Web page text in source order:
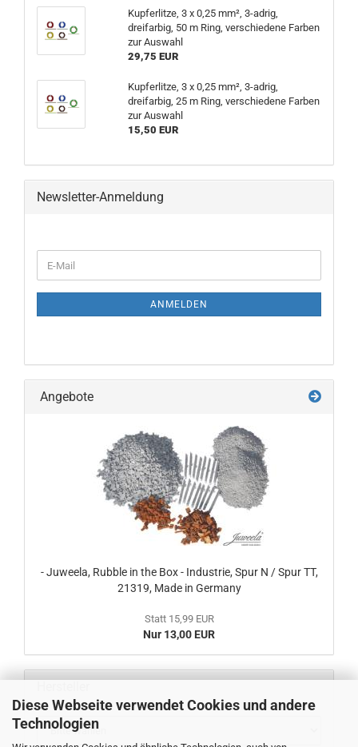
Diese Webseite verwendet Cookies und andere
Technologien
Kupferlitze, 3 x 0,25 mm², 3-adrig,
dreifarbig, 50 m Ring, verschiedene Farben
zur Auswahl
29,75 EUR
Kupferlitze, 3 x 0,25 mm², 3-adrig,
dreifarbig, 25 m Ring, verschiedene Farben
zur Auswahl
15,50 EUR
Newsletter-Anmeldung
ZUR
E-
Mail
ANMELDEN
Angebote
- Juweela, Rubble in the Box - Industrie, Spur N / Spur TT,
21319, Made in Germany
Statt 15,99 EUR
Nur 13,00 EUR